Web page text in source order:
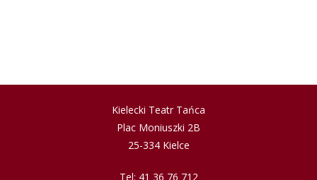
Kielecki Teatr Tańca
Plac Moniuszki 2B
25-334 Kielce
Tel: 41 36 76 712